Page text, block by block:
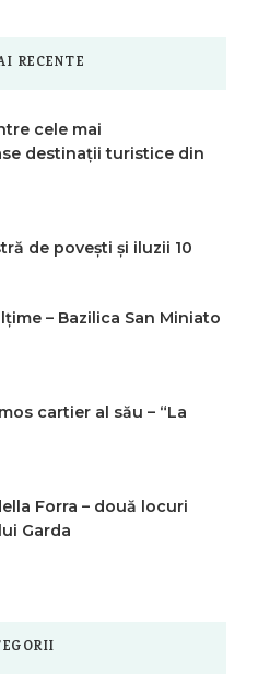
RECENTE
cele mai
destinații turistice din
de povești și iluzii 10
– Bazilica San Miniato
cartier al său – “La
Forra – două locuri
Garda